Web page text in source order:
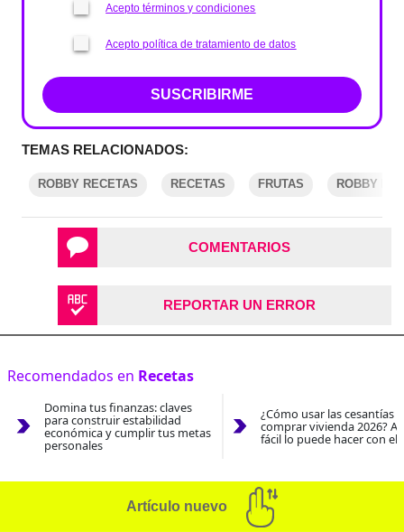
Acepto términos y condiciones
Acepto política de tratamiento de datos
SUSCRIBIRME
TEMAS RELACIONADOS:
ROBBY RECETAS RECETAS FRUTAS ROBBY
COMENTARIOS
REPORTAR UN ERROR
Recomendados en Recetas
Domina tus finanzas: claves
para construir estabilidad
económica y cumplir tus metas
personales
¿Cómo usar las cesantías
comprar vivienda 2026?
fácil lo puede hacer con el
Artículo nuevo